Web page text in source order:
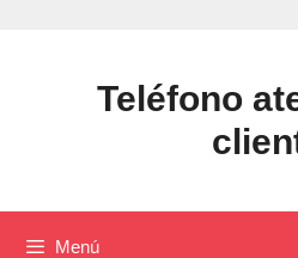
Teléfono
Menú